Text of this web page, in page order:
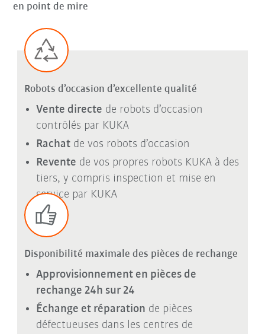
en point de mire
Robots d’occasion d’excellente qualité
Vente directe de robots d’occasion
contrôlés par KUKA
Rachatde vos robots d’occasion
Revente de vos propres robots KUKA à des
tiers, y compris inspection et mise en
service par KUKA
Disponibilité maximale des pièces de rechange
Approvisionnement en pièces de
rechange 24h sur 24
Échange et réparation de pièces
défectueuses dans les centres de